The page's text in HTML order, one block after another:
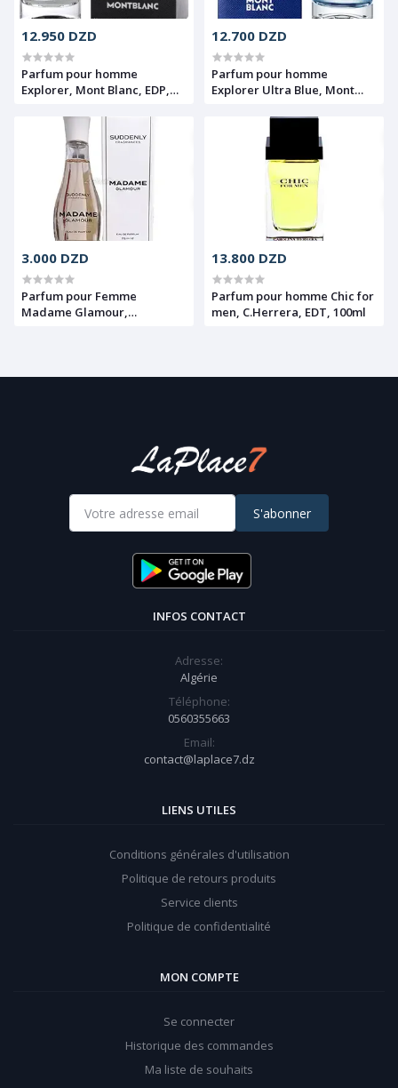
12.950 DZD
Parfum pour homme
Explorer, Mont Blanc, EDP,
12.700 DZD
Parfum pour homme
Explorer Ultra Blue, Mont
3.000 DZD
Parfum pour Femme
Madame Glamour,
13.800 DZD
Parfum pour homme Chic for
men, C.Herrera, EDT, 100ml
S'abonner
INFOS CONTACT
Adresse:
Algérie
Téléphone:
0560355663
Email:
contact@laplace7.dz
LIENS UTILES
Conditions générales d'utilisation
Politique de retours produits
Service clients
Politique de confidentialité
MON COMPTE
Se connecter
Historique des commandes
Ma liste de souhaits